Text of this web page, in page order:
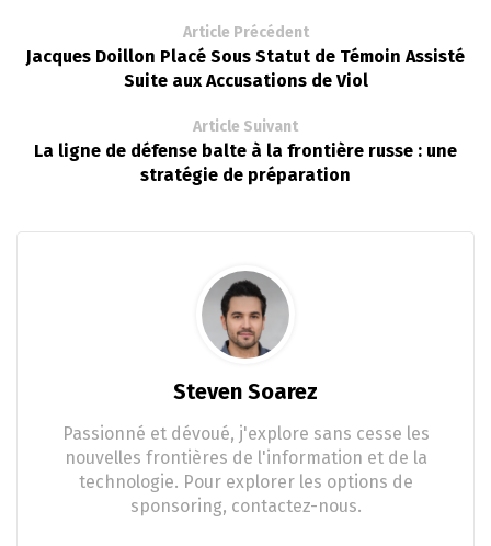
Article Précédent
Jacques Doillon Placé Sous Statut de Témoin Assisté
Suite aux Accusations de Viol
Article Suivant
La ligne de défense balte à la frontière russe : une
stratégie de préparation
Steven Soarez
Passionné et dévoué, j'explore sans cesse les
nouvelles frontières de l'information et de la
technologie. Pour explorer les options de
sponsoring, contactez-nous.